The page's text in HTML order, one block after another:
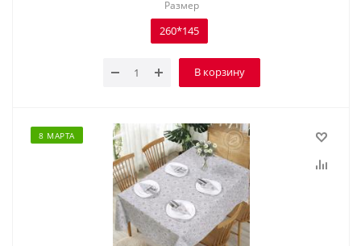
Размер
260*145
В корзину
8 МАРТА